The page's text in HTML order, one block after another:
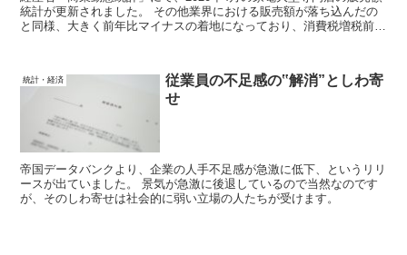
統計が更新されました。 その他業界における販売額が落ち込んだの
と同様、大きく前年比マイナスの着地になっており、消費税増税前の
統計・経済
従業員の不足感の‟解消”としわ寄
せ
帝国データバンクより、企業の人手不足感が急激に低下、というリリ
ースが出ていました。 景気が急激に後退しているので当然なのです
が、そのしわ寄せは社会的に弱い立場の人たちが受けます。